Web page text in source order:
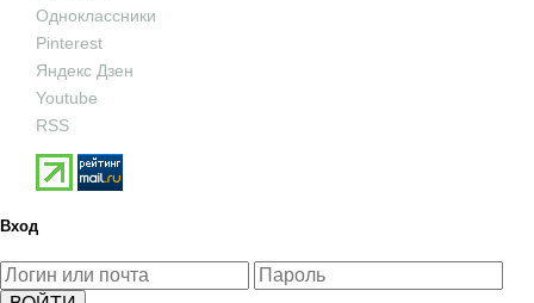
Одноклассники
Pinterest
Яндекс Дзен
Youtube
RSS
Вход